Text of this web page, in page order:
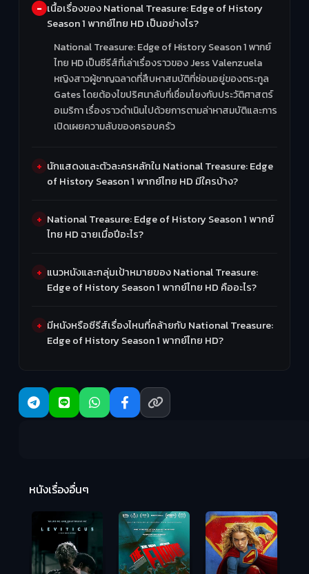
เนื้อเรื่องของ National Treasure: Edge of History
Season 1 พากย์ไทย HD เป็นอย่างไร?
National Treasure: Edge of History Season 1 พากย์
ไทย HD เป็นซีรีส์ที่เล่าเรื่องราวของ Jess Valenzuela
หญิงสาวผู้ชาญฉลาดที่สืบหาสมบัติที่ซ่อนอยู่ของตระกูล
Gates โดยต้องไขปริศนาลับที่เชื่อมโยงกับประวัติศาสตร์
อเมริกา เรื่องราวดำเนินไปด้วยการตามล่าหาสมบัติและการ
เปิดเผยความลับของครอบครัว
นักแสดงและตัวละครหลักใน National Treasure: Edge
of History Season 1 พากย์ไทย HD มีใครบ้าง?
National Treasure: Edge of History Season 1 พากย์
ไทย HD ฉายเมื่อปีอะไร?
แนวหนังและกลุ่มเป้าหมายของ National Treasure:
Edge of History Season 1 พากย์ไทย HD คืออะไร?
มีหนังหรือซีรีส์เรื่องไหนที่คล้ายกับ National Treasure:
Edge of History Season 1 พากย์ไทย HD?
หนังเรื่องอื่นๆ